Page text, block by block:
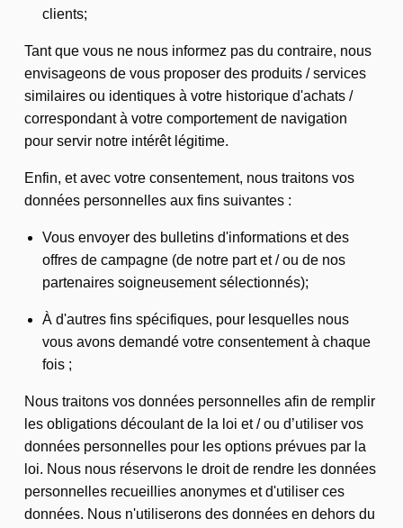
clients;
Tant que vous ne nous informez pas du contraire, nous
envisageons de vous proposer des produits / services
similaires ou identiques à votre historique d'achats /
correspondant à votre comportement de navigation
pour servir notre intérêt légitime.
Enfin, et avec votre consentement, nous traitons vos
données personnelles aux fins suivantes :
Vous envoyer des bulletins d'informations et des
offres de campagne (de notre part et / ou de nos
partenaires soigneusement sélectionnés);
À d'autres fins spécifiques, pour lesquelles nous
vous avons demandé votre consentement à chaque
fois ;
Nous traitons vos données personnelles afin de remplir
les obligations découlant de la loi et / ou d’utiliser vos
données personnelles pour les options prévues par la
loi. Nous nous réservons le droit de rendre les données
personnelles recueillies anonymes et d'utiliser ces
données. Nous n'utiliserons des données en dehors du